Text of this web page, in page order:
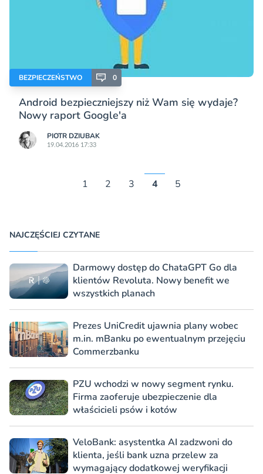
BEZPIECZEŃSTWO 0
Android bezpieczniejszy niż Wam się wydaje?
Nowy raport Google'a
PIOTR DZIUBAK
19.04.2016 17:33
1 2 3 4 5
NAJCZĘŚCIEJ CZYTANE
Darmowy dostęp do ChataGPT Go dla
klientów Revoluta. Nowy benefit we
wszystkich planach
Prezes UniCredit ujawnia plany wobec
m.in. mBanku po ewentualnym przejęciu
Commerzbanku
PZU wchodzi w nowy segment rynku.
Firma zaoferuje ubezpieczenie dla
właścicieli psów i kotów
VeloBank: asystentka AI zadzwoni do
klienta, jeśli bank uzna przelew za
wymagający dodatkowej weryfikacji